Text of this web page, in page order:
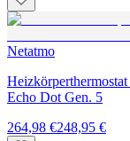
Netatmo
Echo Dot Gen. 5
264,98 €248,95 €